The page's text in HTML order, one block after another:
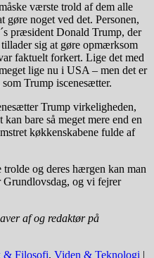
værste trold af dem alle
gøre noget ved det. Personen,
præsident Donald Trump, der
sig at gøre opmærksom
faktuelt forkert. Lige det med
lige nu i USA – men det er
Trump iscenesætter.
Trump virkeligheden,
bare så meget mere end en
køkkenskabene fulde af
og deres hærgen kan man
og vi fejrer
af og redaktør på
& Filosofi, Viden & Teknologi |